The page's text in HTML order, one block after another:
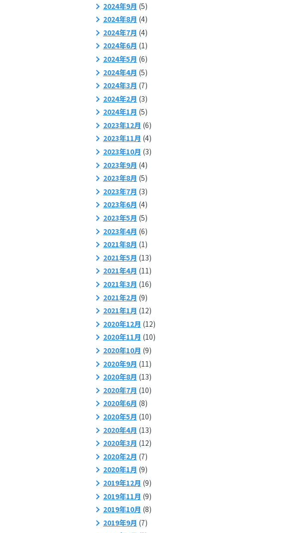
2024年9月 (5)
2024年8月 (4)
2024年7月 (4)
2024年6月 (1)
2024年5月 (6)
2024年4月 (5)
2024年3月 (7)
2024年2月 (3)
2024年1月 (5)
2023年12月 (6)
2023年11月 (4)
2023年10月 (3)
2023年9月 (4)
2023年8月 (5)
2023年7月 (3)
2023年6月 (4)
2023年5月 (5)
2023年4月 (6)
2021年8月 (1)
2021年5月 (13)
2021年4月 (11)
2021年3月 (16)
2021年2月 (9)
2021年1月 (12)
2020年12月 (12)
2020年11月 (10)
2020年10月 (9)
2020年9月 (11)
2020年8月 (13)
2020年7月 (10)
2020年6月 (8)
2020年5月 (10)
2020年4月 (13)
2020年3月 (12)
2020年2月 (7)
2020年1月 (9)
2019年12月 (9)
2019年11月 (9)
2019年10月 (8)
2019年9月 (7)